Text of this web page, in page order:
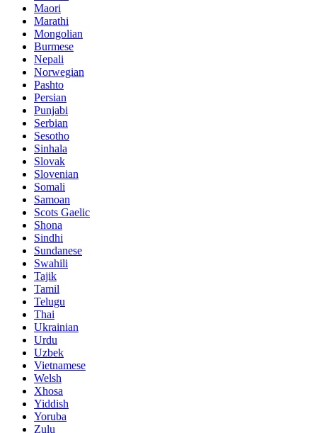
Maori
Marathi
Mongolian
Burmese
Nepali
Norwegian
Pashto
Persian
Punjabi
Serbian
Sesotho
Sinhala
Slovak
Slovenian
Somali
Samoan
Scots Gaelic
Shona
Sindhi
Sundanese
Swahili
Tajik
Tamil
Telugu
Thai
Ukrainian
Urdu
Uzbek
Vietnamese
Welsh
Xhosa
Yiddish
Yoruba
Zulu